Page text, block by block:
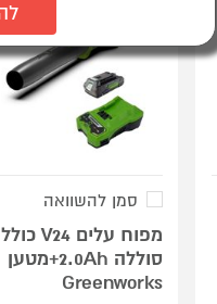
סמן להשוואה
מפוח עלים V24 כולל
סוללה 2.0Ah+מטען
Greenworks